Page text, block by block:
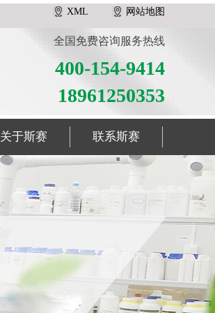
XML 网站地图
全国免费咨询服务热线
400-154-9414
18961250353
关于斯赛 联系斯赛